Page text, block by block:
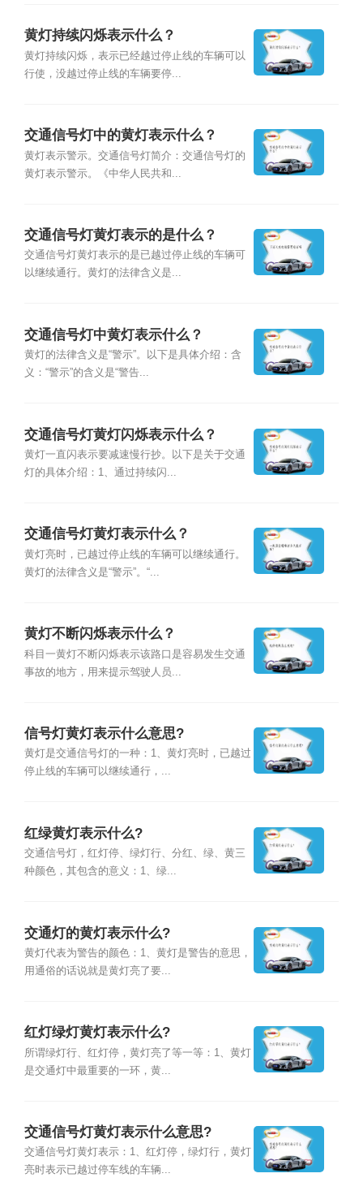
黄灯持续闪烁表示什么？
黄灯持续闪烁，表示已经越过停止线的车辆可以
行使，没越过停止线的车辆要停...
交通信号灯中的黄灯表示什么？
黄灯表示警示。交通信号灯简介：交通信号灯的
黄灯表示警示。《中华人民共和...
交通信号灯黄灯表示的是什么？
交通信号灯黄灯表示的是已越过停止线的车辆可
以继续通行。黄灯的法律含义是...
交通信号灯中黄灯表示什么？
黄灯的法律含义是“警示”。以下是具体介绍：含
义：“警示”的含义是“警告...
交通信号灯黄灯闪烁表示什么？
黄灯一直闪表示要减速慢行抄。以下是关于交通
灯的具体介绍：1、通过持续闪...
交通信号灯黄灯表示什么？
黄灯亮时，已越过停止线的车辆可以继续通行。
黄灯的法律含义是“警示”。“...
黄灯不断闪烁表示什么？
科目一黄灯不断闪烁表示该路口是容易发生交通
事故的地方，用来提示驾驶人员...
信号灯黄灯表示什么意思?
黄灯是交通信号灯的一种：1、黄灯亮时，已越过
停止线的车辆可以继续通行，...
红绿黄灯表示什么?
交通信号灯，红灯停、绿灯行、分红、绿、黄三
种颜色，其包含的意义：1、绿...
交通灯的黄灯表示什么?
黄灯代表为警告的颜色：1、黄灯是警告的意思，
用通俗的话说就是黄灯亮了要...
红灯绿灯黄灯表示什么?
所谓绿灯行、红灯停，黄灯亮了等一等：1、黄灯
是交通灯中最重要的一环，黄...
交通信号灯黄灯表示什么意思?
交通信号灯黄灯表示：1、红灯停，绿灯行，黄灯
亮时表示已越过停车线的车辆...